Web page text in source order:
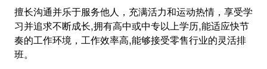
擅长沟通并乐于服务他人，充满活力和运动热情，享受学
习并追求不断成长,拥有高中或中专以上学历,能适应快节
奏的工作环境，工作效率高,能够接受零售行业的灵活排
班。